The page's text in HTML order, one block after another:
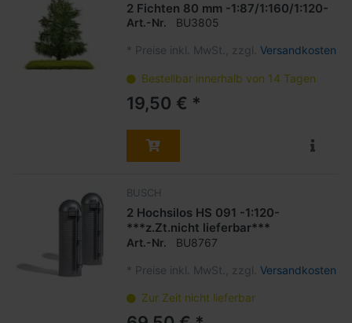
2 Fichten 80 mm -1:87/1:160/1:120-
Art.-Nr. BU3805
* Preise inkl. MwSt., zzgl. Versandkosten
Bestellbar innerhalb von 14 Tagen
19,50 € *
BUSCH
2 Hochsilos HS 091 -1:120-
***z.Zt.nicht lieferbar***
Art.-Nr. BU8767
* Preise inkl. MwSt., zzgl. Versandkosten
Zur Zeit nicht lieferbar